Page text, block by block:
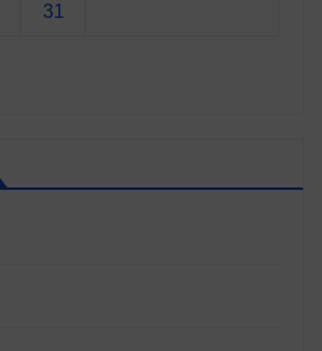
31